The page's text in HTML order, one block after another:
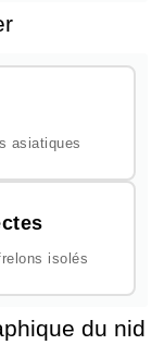
asiatiques
isolés
du nid